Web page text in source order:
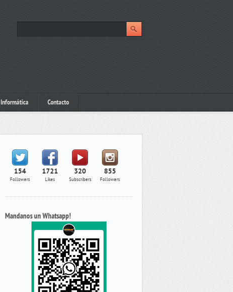
Informática Contacto
154
Followers
1721
Likes
320
Subscribers
855
Followers
Mandanos un Whatsapp!